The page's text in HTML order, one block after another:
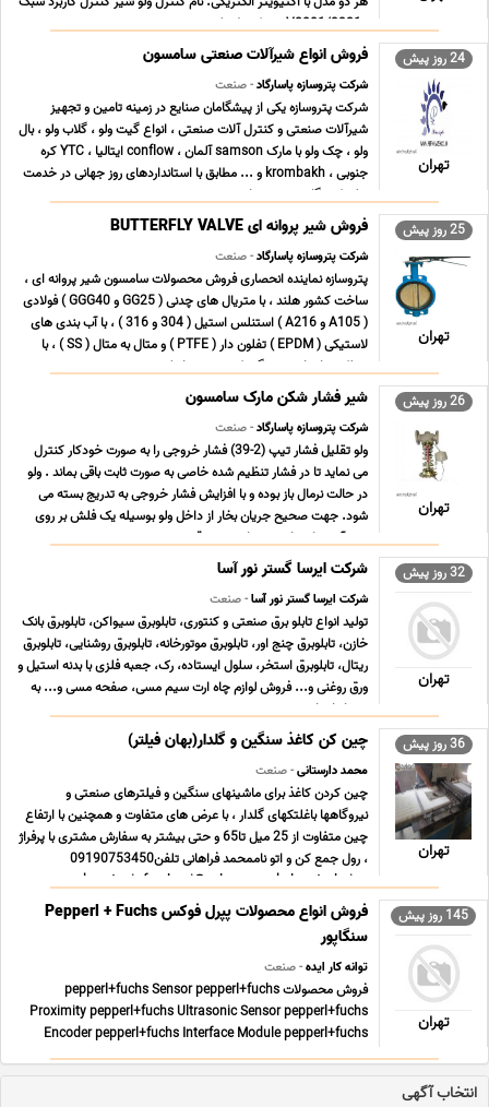
- V2001/3321 برند کنترل ولو ... ...
24 روز پیش
تهران
فروش انواع شیرآلات صنعتی سامسون
شرکت پتروسازه پاسارگاد- صنعت
شرکت پتروسازه یکی از پیشگامان صنایع در زمینه تامین و تجهیز
شیرآلات صنعتی و کنترل آلات صنعتی ، انواع گیت ولو ، گلاب ولو ، بال
ولو ، چک ولو با مارک samson آلمان ، conflow ایتالیا ، YTC کره
جنوبی ، krombakh و ... مطابق با استانداردهای روز جهانی در خدمت
تولیدکنندگان عزیز می باشد. همچ ... ...
25 روز پیش
تهران
فروش شیر پروانه ای BUTTERFLY VALVE
شرکت پتروسازه پاسارگاد- صنعت
پتروسازه نماینده انحصاری فروش محصولات سامسون شیر پروانه ای ،
ساخت کشور هلند ، با متریال های چدنی ( GG25 و GGG40 ) فولادی
( A105 و A216 ) استنلس استیل ( 304 و 316 ) ، با آب بندی های
لاستیکی ( EPDM ) تفلون دار ( PTFE ) و متال به متال ( SS ) ، با
عملکردهای اهرمی ، گیربکسی ، پنوماتیک ... ...
26 روز پیش
تهران
شیر فشار شکن مارک سامسون
شرکت پتروسازه پاسارگاد- صنعت
ولو تقلیل فشار تیپ (2-39) فشار خروجی را به صورت خودکار کنترل
می نماید تا در فشار تنظیم شده خاصی به صورت ثابت باقی بماند . ولو
در حالت نرمال باز بوده و با افزایش فشار خروجی به تدریج بسته می
شود. جهت صحیح جریان بخار از داخل ولو بوسیله یک فلش بر روی
بدنه آن نشان داده شده است . موقعی ... ...
32 روز پیش
تهران
شرکت ایرسا گستر نور آسا
شرکت ایرسا گستر نور آسا- صنعت
تولید انواع تابلو برق صنعتی و کنتوری، تابلوبرق سیواکن، تابلوبرق بانک
خازن، تابلوبرق چنج اور، تابلوبرق موتورخانه، تابلوبرق روشنایی، تابلوبرق
ریتال، تابلوبرق استخر، سلول ایستاده، رک، جعبه فلزی با بدنه استیل و
ورق روغنی و... فروش لوازم چاه ارت سیم مسی، صفحه مسی و... به
همراه اجرا و ... ...
36 روز پیش
تهران
چین کن کاغذ سنگین و گلدار(بهان فیلتر)
محمد دارستانی- صنعت
چین کردن کاغذ برای ماشینهای سنگین و فیلترهای صنعتی و
نیروگاهها باغلتکهای گلدار ، با عرض های متفاوت و همچنین با ارتفاع
چین متفاوت از 25 میل تا65 و حتی بیشتر به سفارش مشتری با پرفراژ
، رول جمع کن و اتو ناممحمد فراهانی تلفن09190753450
m.darestani _farahani@yahoo.com behan-techniqu ... ...
145 روز پیش
تهران
فروش انواع محصولات پپرل فوکس Pepperl + Fuchs
سنگاپور
توانه کار ایده- صنعت
فروش محصولات pepperl+fuchs Sensor pepperl+fuchs
Proximity pepperl+fuchs Ultrasonic Sensor pepperl+fuchs
Encoder pepperl+fuchs Interface Module pepperl+fuchs
Switch Amplifiers pepperl+fuchs Drive pepperl+fuchs Signal
Converter pepperl+fuchs Conductive switch amplifiers
انتخاب آگهی